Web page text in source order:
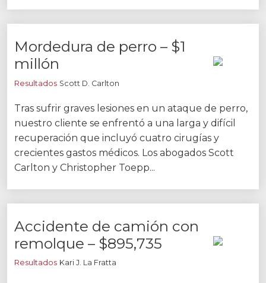
Facebook
GorjeoLinkedInYouTube
Mordedura de perro – $1
millón
Resultados Scott D. Carlton
Tras sufrir graves lesiones en un ataque de perro,
nuestro cliente se enfrentó a una larga y difícil
recuperación que incluyó cuatro cirugías y
crecientes gastos médicos. Los abogados Scott
Carlton y Christopher Toepp...
Accidente de camión con
remolque – $895,735
Resultados Kari J. La Fratta